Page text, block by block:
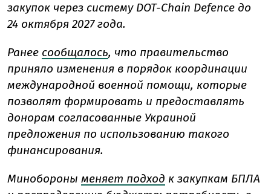
закупок через систему DOT-Chain Defence до
24 октября 2027 года.
Ранее сообщалось, что правительство
приняло изменения в порядок координации
международной военной помощи, которые
позволят формировать и предоставлять
донорам согласованные Украиной
предложения по использованию такого
финансирования.
Минобороны меняет подход к закупкам БПЛА